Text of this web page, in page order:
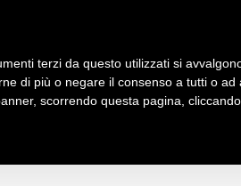
Insieme Per La Cultura
terzi da questo utilizzati si
di più o negare il consenso a tutti o
scorrendo questa pagina,